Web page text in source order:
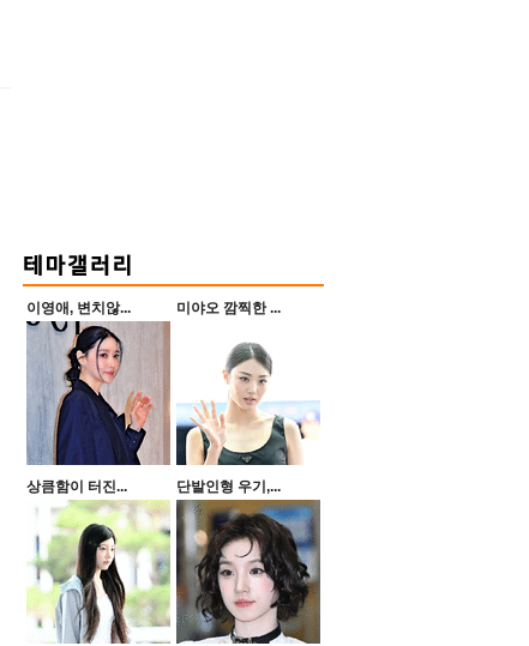
이영애, 변치않... 미야오 깜찍한 ...
상큼함이 터진... 단발인형 우기,...